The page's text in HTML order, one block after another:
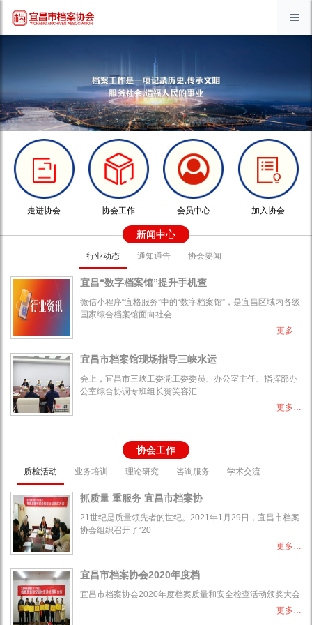
走进协会 协会工作 会员中心 加入协会
新闻中心
行业动态 通知通告 协会要闻
宜昌“数字档案馆”提升手机查
微信小程序“宜格服务”中的“数字档案馆”，是宜昌区域内各级
国家综合档案馆面向社会
更多…
宜昌市档案馆现场指导三峡水运
会上，宜昌市三峡工委党工委委员、办公室主任、指挥部办
公室综合协调专班组长贺笑容汇
更多…
协会工作
质检活动 业务培训 理论研究 咨询服务 学术交流
抓质量 重服务 宜昌市档案协
21世纪是质量领先者的世纪。2021年1月29日，宜昌市档案
协会组织召开了“20
更多…
宜昌市档案协会2020年度档
宜昌市档案协会2020年度档案质量和安全检查活动颁奖大会
更多…